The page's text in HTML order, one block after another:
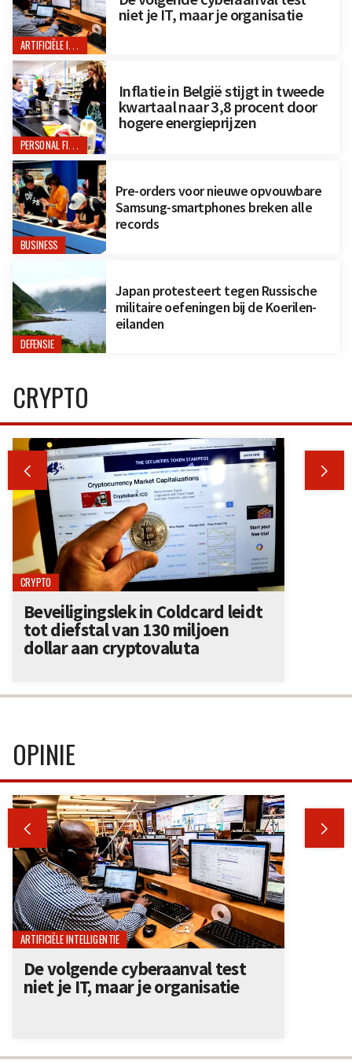
ARTIFICIËLE INTELLIGENTIE
niet je IT, maar je organisatie
PERSONAL FINANCE
Inflatie in België stijgt in tweede
kwartaal naar 3,8 procent door
hogere energieprijzen
BUSINESS
Pre-orders voor nieuwe opvouwbare
Samsung-smartphones breken alle
records
DEFENSIE
Japan protesteert tegen Russische
militaire oefeningen bij de Koerilen-
eilanden
CRYPTO
 
CRYPTO
Beveiligingslek in Coldcard leidt
tot diefstal van 130 miljoen
dollar aan cryptovaluta
OPINIE
 
ARTIFICIËLE INTELLIGENTIE
De volgende cyberaanval test
niet je IT, maar je organisatie